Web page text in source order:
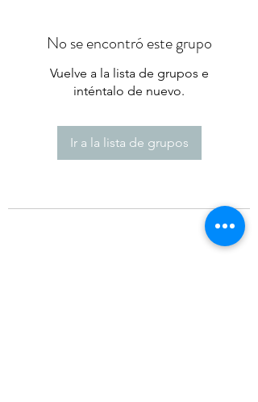
No se encontró este grupo
Vuelve a la lista de grupos e
inténtalo de nuevo.
Ir a la lista de grupos